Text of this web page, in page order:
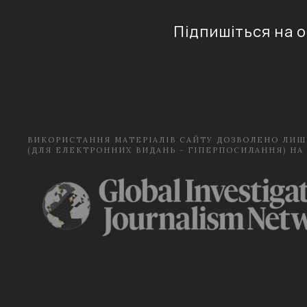
Підпишіться на
ВИКОРИСТАННЯ МАТЕРІАЛІВ САЙТУ ДОЗВОЛЕНО
(ДЛЯ ЕЛЕКТРОННИХ ВИДАНЬ - ГІПЕРПОСИЛАННЯ) НА